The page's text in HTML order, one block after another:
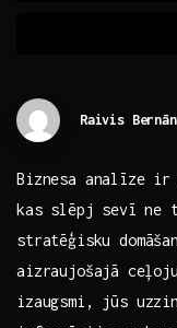
Raivis
Biznesa analīze ir
kas ⁤slēpj sevī ne​
stratēģisku
aizraujošajā
izaugsmi, jūs